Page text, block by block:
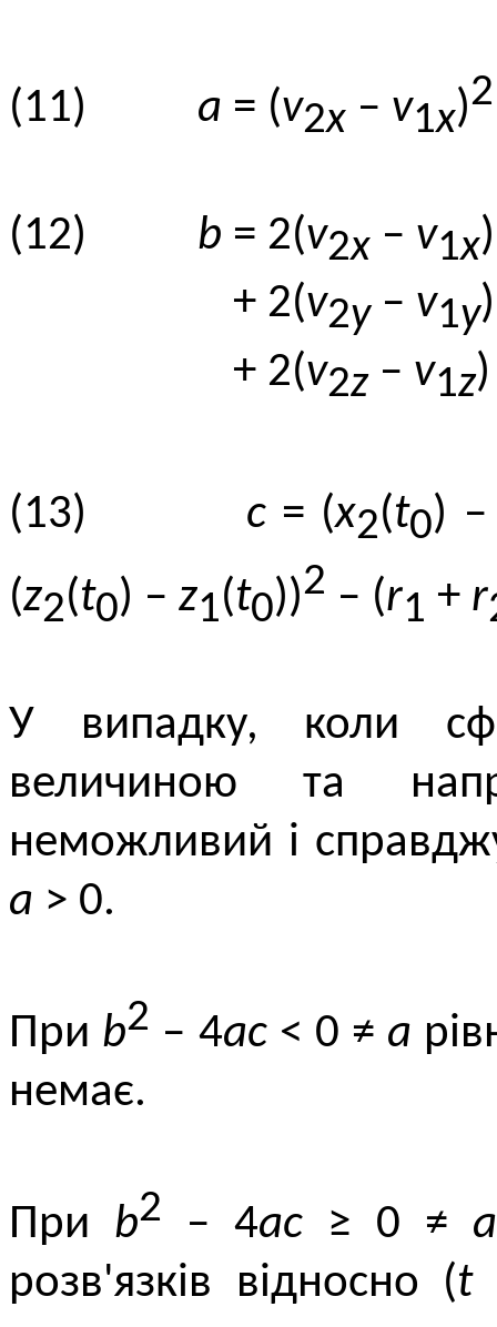
(11) a = (v2x – v1x)2
(12) b = 2(v2x – v1x
+ 2(v2y– v1y
+ 2(v2z– v1z)
(13) c= (x2(t0)
(z2(t0) – z1(t0))2 – (r1 + r
У випадку, коли
величиною та
неможливий і
a > 0.
При b2 – 4ac< 0 ≠ a
немає.
При b2 – 4ac ≥ 0 ≠ a
розв'язків відносно (t